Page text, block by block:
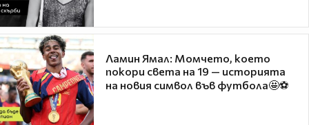
Ламин Ямал: Момчето, което
покори света на 19 — историята
на новия символ във футбола🤩⚽